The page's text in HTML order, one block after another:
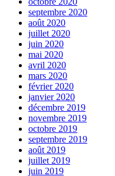
septembre 2020
août 2020
juillet 2020
juin 2020
mai 2020
avril 2020
mars 2020
février 2020
janvier 2020
décembre 2019
novembre 2019
octobre 2019
septembre 2019
août 2019
juillet 2019
juin 2019